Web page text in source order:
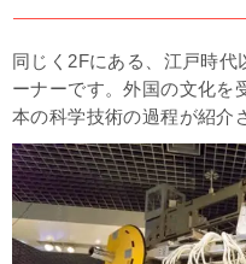
同じく2Fにある、江戸時代
ーナーです。外国の文化を
本の科学技術の過程が紹介